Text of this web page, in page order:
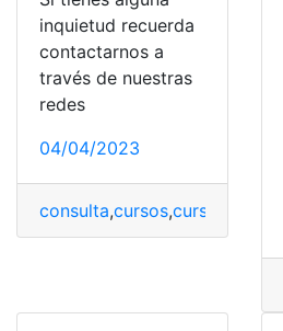
inquietud recuerda
contactarnos a
través de nuestras
redes
04/04/2023
consulta,cursos,cursos gratis